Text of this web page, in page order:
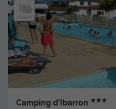
Camping d'Ibarron ★★★